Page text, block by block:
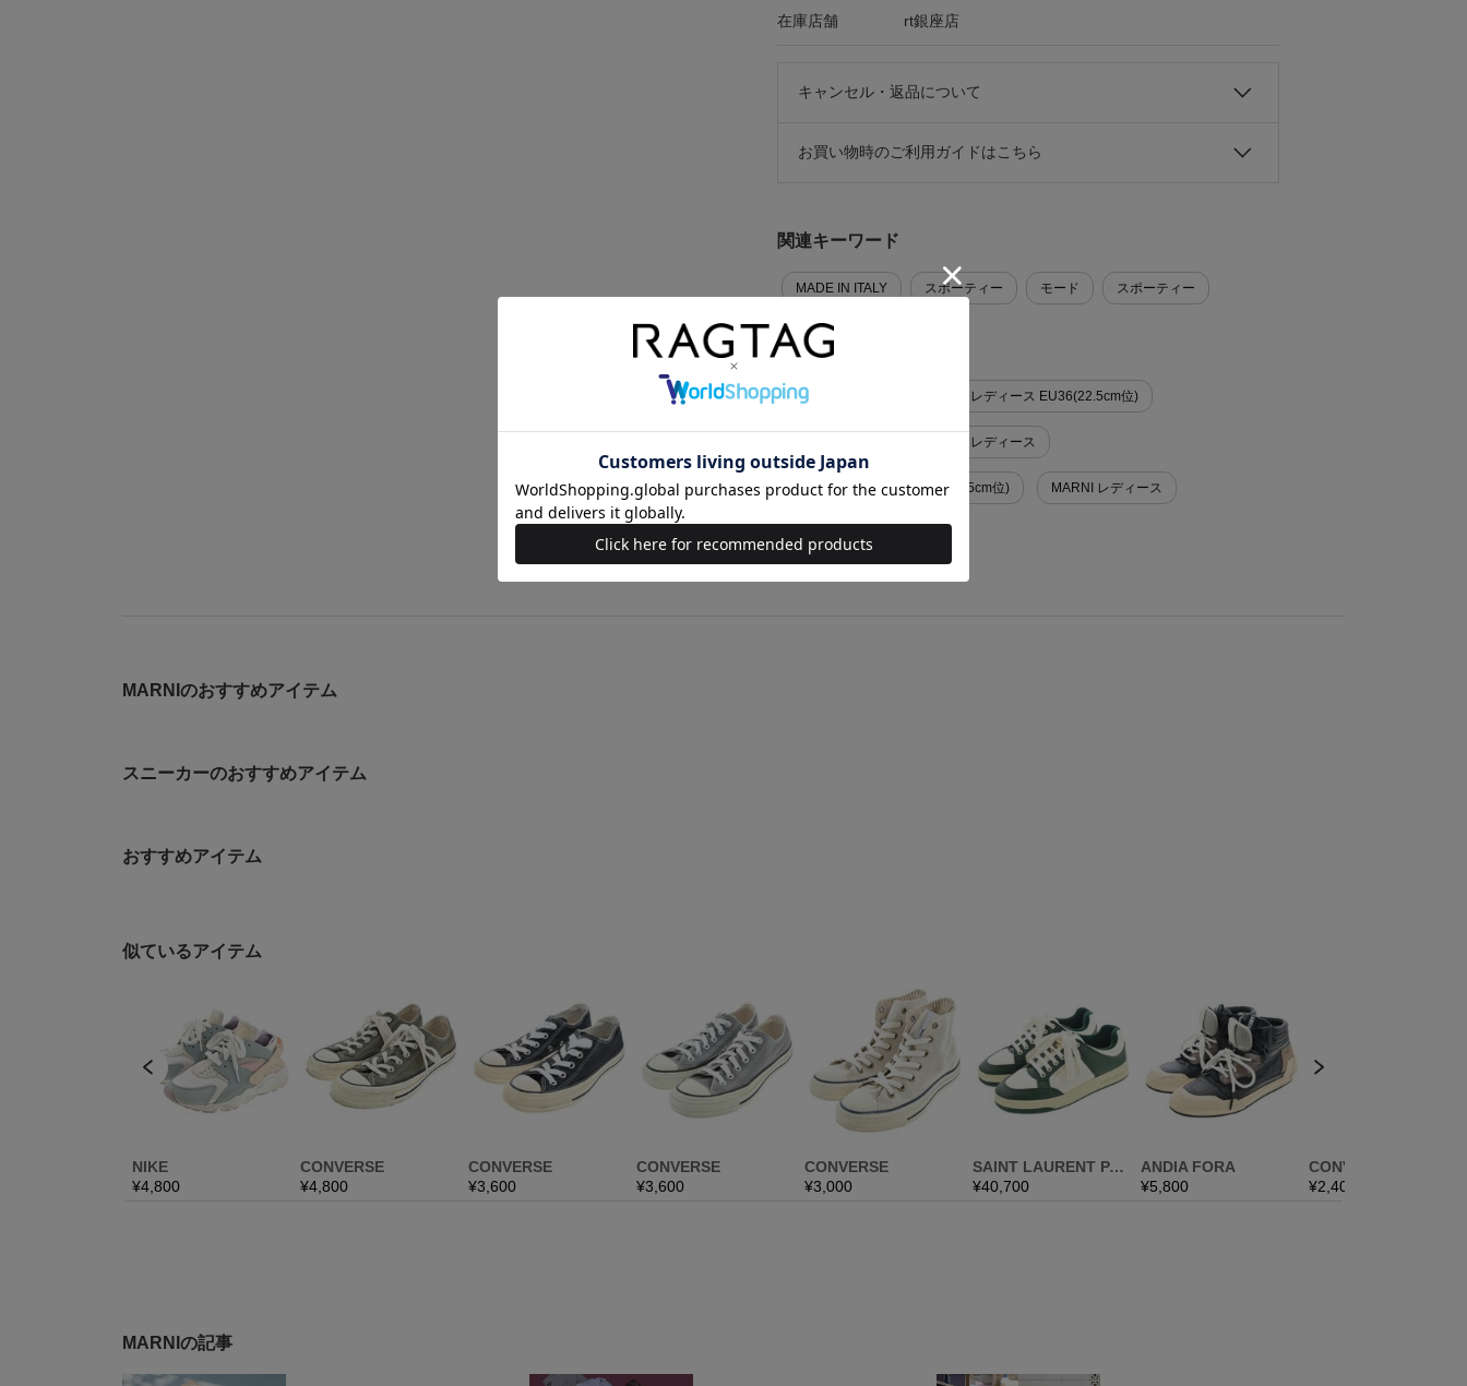
在庫店舗 rt銀座店
キャンセル・返品について
お買い物時のご利用ガイドはこちら
関連キーワード
MADE IN ITALY スポーティー モード スポーティー
似た条件で検索
MARNI シューズ>スニーカー レディース EU36(22.5cm位)
MARNI シューズ>スニーカー レディース
MARNI レディース EU36(22.5cm位) MARNI レディース
MARNIのおすすめアイテム
スニーカーのおすすめアイテム
おすすめアイテム
MARNIの記事